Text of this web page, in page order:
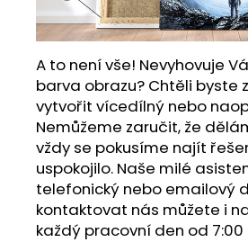
A to není vše! Nevyhovuje
barva obrazu? Chtěli byste
vytvořit vícedílný nebo
Nemůžeme zaručit, že
vždy se pokusíme najít
uspokojilo. Naše milé
telefonický nebo emailový
kontaktovat nás můžete i
každý pracovní den od 7:00